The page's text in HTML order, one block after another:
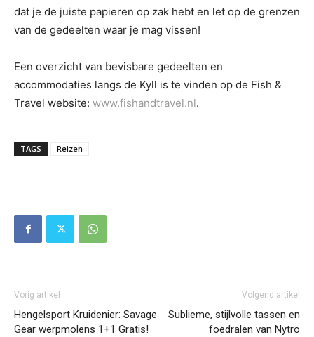
dat je de juiste papieren op zak hebt en let op de grenzen
van de gedeelten waar je mag vissen!
Een overzicht van bevisbare gedeelten en
accommodaties langs de Kyll is te vinden op de Fish &
Travel website: www.fishandtravel.nl.
TAGS Reizen
Vorig artikel
Hengelsport Kruidenier: Savage
Gear werpmolens 1+1 Gratis!
Volgend artikel
Sublieme, stijlvolle tassen en
foedralen van Nytro